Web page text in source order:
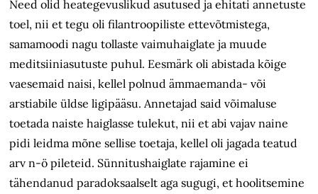
Need olid heategevuslikud asutused ja ehitati annetuste
toel, nii et tegu oli filantroopiliste ettevõtmistega,
samamoodi nagu tollaste vaimuhaiglate ja muude
meditsiiniasutuste puhul. Eesmärk oli abistada kõige
vaesemaid naisi, kellel polnud ämmaemanda- või
arstiabile üldse ligipääsu. Annetajad said võimaluse
toetada naiste haiglasse tulekut, nii et abi vajav naine
pidi leidma mõne sellise toetaja, kellel oli jagada teatud
arv n-ö pileteid. Sünnitushaiglate rajamine ei
tähendanud paradoksaalselt aga sugugi, et hoolitsemine